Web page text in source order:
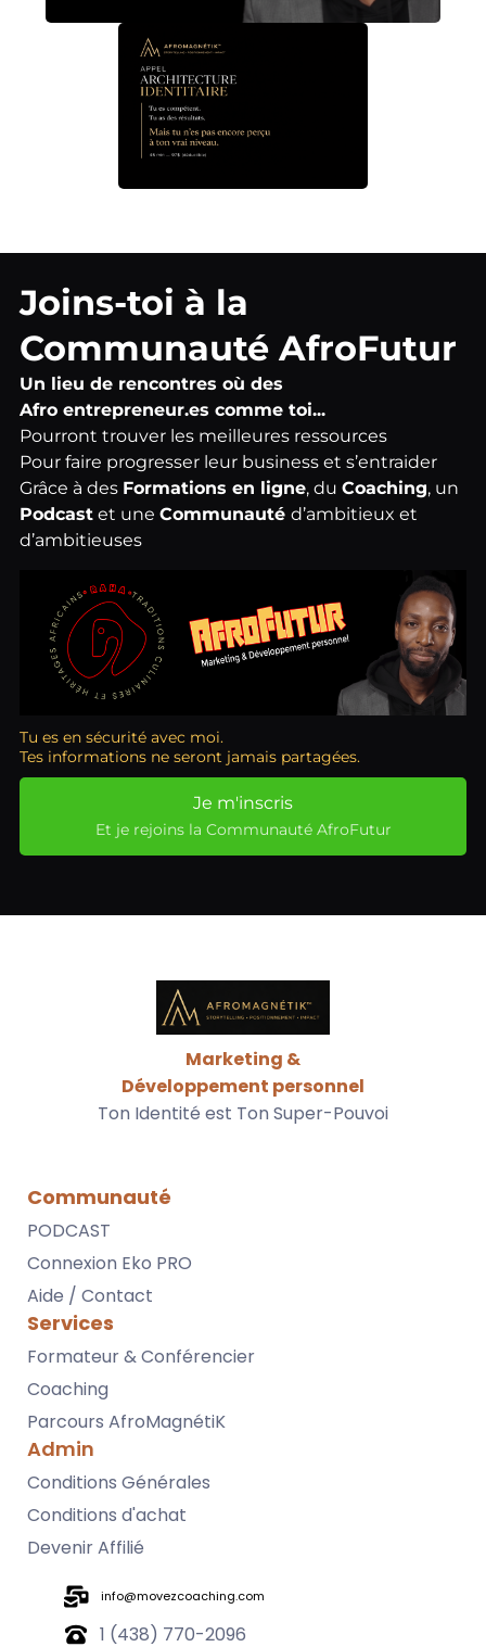
Joins-toi à la
Communauté AfroFutur
Un lieu de rencontres où des
Afro entrepreneur.es comme toi...
Pourront trouver les meilleures ressources
Pour faire progresser leur business et s’entraider
Grâce à des Formations en ligne, du Coaching, un
Podcast et une Communauté d’ambitieux et
d’ambitieuses
Tu es en sécurité avec moi.
Tes informations ne seront jamais partagées.
Je m'inscris
Et je rejoins la Communauté AfroFutur
Marketing &
Développement personnel
Ton Identité est Ton Super-Pouvoi
Communauté
PODCAST
Connexion Eko PRO
Aide / Contact
Services
Formateur & Conférencier
Coaching
Parcours AfroMagnétiK
Admin
Conditions Générales
Conditions d'achat
Devenir Affilié
info@movezcoaching.com
1 (438) 770-2096